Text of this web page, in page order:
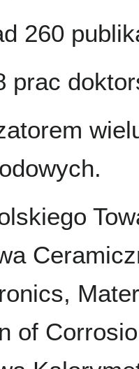
260
prac
of